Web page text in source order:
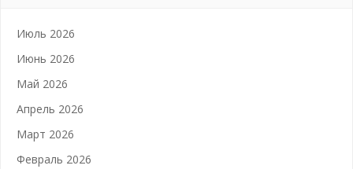
Июль 2026
Июнь 2026
Май 2026
Апрель 2026
Март 2026
Февраль 2026